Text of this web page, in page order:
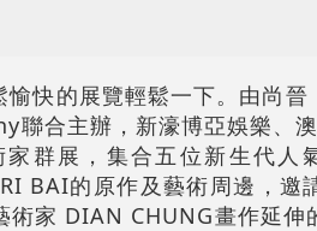
快的展覽輕鬆一下。由尚
合主辦，新濠博亞娛樂、
群展，集合五位新生代人
BAI的原作及藝術周邊，
家 DIAN CHUNG畫作延